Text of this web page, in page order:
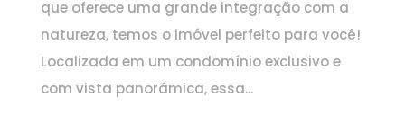
que oferece uma grande integração com a
natureza, temos o imóvel perfeito para você!
Localizada em um condomínio exclusivo e
com vista panorâmica, essa...